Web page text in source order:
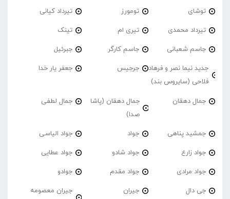
توشای تومورز تیرداد کیانی
تیرداد محمدی تیری ام تینک
جاسم شعبانی جاسم کارگر جبرئیل
جدید نیما نصر و فرهاد
فلاحی (سایروس بند)
جرجیس جعفر یار خدا
جمال دهقان
جمال دهقان (پاشا
صدا)
جمال لطفی
جمشید پناهی جواد جواد الیاسی
جواد زارع جواد شادو جواد عطایی
جواد مرادی جواد مقدم جوادو
جی دال جیران
جیران معصومه